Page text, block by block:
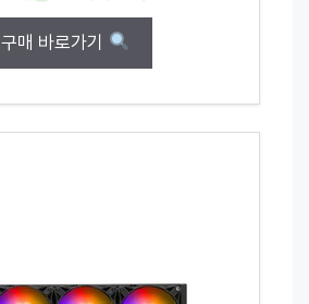
구매 바로가기